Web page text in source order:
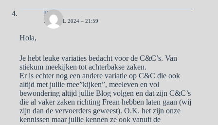
Pa
26 APRIL 2024 – 21:59
Hola,
Je hebt leuke variaties bedacht voor de C&C’s. Van
stiekum meekijken tot achterbakse zaken.
Er is echter nog een andere variatie op C&C die ook
altijd met jullie mee”kijken”, meeleven en vol
bewondering altijd jullie Blog volgen en dat zijn C&C’s
die al vaker zaken richting Frean hebben laten gaan (wij
zijn dan de vervoerders geweest). O.K. het zijn onze
kennissen maar jullie kennen ze ook vanuit de